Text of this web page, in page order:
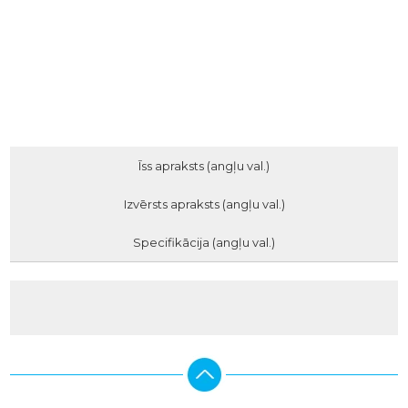
Īss apraksts (angļu val.)
Izvērsts apraksts (angļu val.)
Specifikācija (angļu val.)